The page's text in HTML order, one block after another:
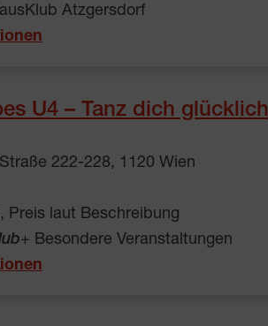
Atzgersdorf
U4 – Tanz dich glücklich
222-228, 1120 Wien
Preis laut Beschreibung
+ Besondere Veranstaltungen